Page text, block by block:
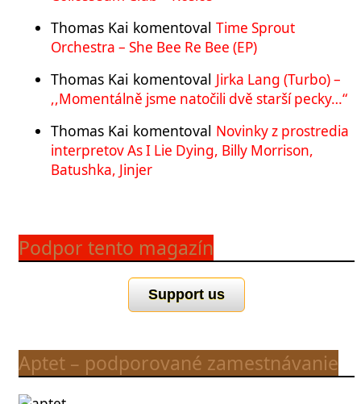
Thomas Kai komentoval Time Sprout
Orchestra – She Bee Re Bee (EP)
Thomas Kai komentoval Jirka Lang (Turbo) –
,,Momentálně jsme natočili dvě starší pecky…“
Thomas Kai komentoval Novinky z prostredia
interpretov As I Lie Dying, Billy Morrison,
Batushka, Jinjer
Podpor tento magazín
Support us
Aptet – podporované zamestnávanie